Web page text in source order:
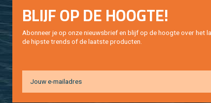
BLIJF OP DE HOOG­TE!
Abon­neer je op onze nieuws­brief en blijf op de hoog­te over het
de hip­s­te trends of de laat­ste pro­duc­ten.